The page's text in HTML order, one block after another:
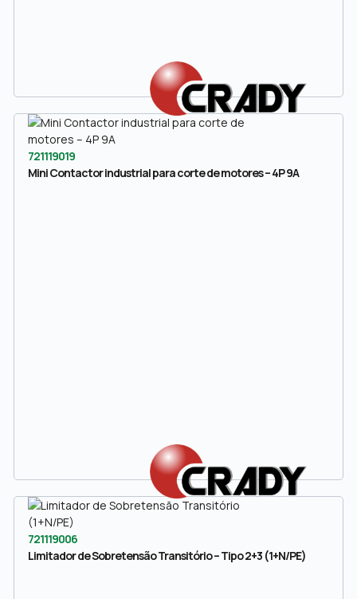
721119019
Mini Contactor industrial para corte de motores – 4P 9A
721119006
Limitador de Sobretensão Transitório – Tipo 2+3 (1+N/PE)